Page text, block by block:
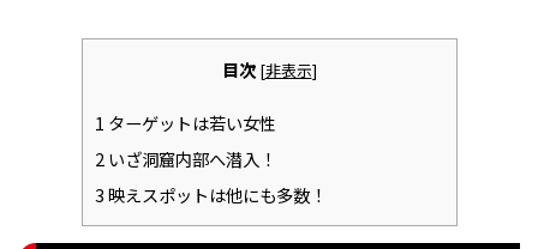
目次 [非表示]
1 ターゲットは若い女性
2いざ洞窟内部へ潜入！
3映えスポットは他にも多数！